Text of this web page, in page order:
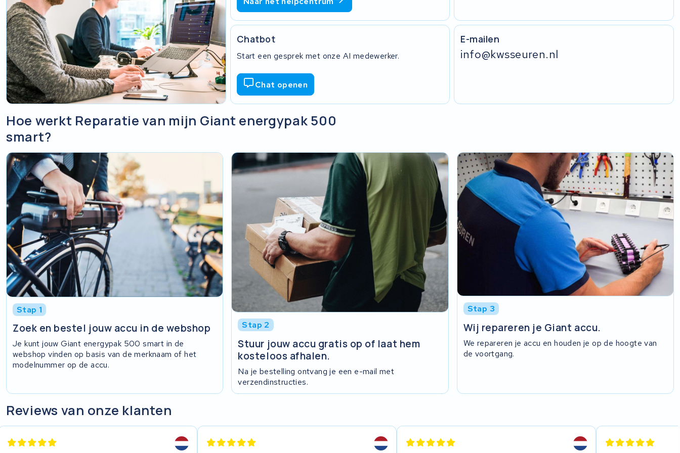
De bijbehorende lader.
Heeft uw accu een slot? Stuur de sleutel mee in een gesloten envelop. Plak de sleutel niet op
de accu vast.
Zonder lader en sleutel kunnen wij uw accu niet volledig testen.
Tip:vraag de koerier om een afgiftebewijs zodra uw pakket wordt opgehaald. Daar staat de track-
en-trace code op en het is meteen uw bewijs van verzending.
E-mailen
info@kwsseuren.nl
Chatbot
Start een gesprek met onze AI medewerker.
Chat openen
Hoe werkt Reparatie van mijn Giant energypak 500
smart?
Stap 1
Zoek en bestel jouw accu in de webshop
Je kunt jouw Giant energypak 500 smart in de
webshop vinden op basis van de merknaam of het
modelnummer op de accu.
Stap 2
Stuur jouw accu gratis op of laat hem
kosteloos afhalen.
Na je bestelling ontvang je een e-mail met
verzendinstructies.
Stap 3
Wij repareren je Giant accu.
We repareren je accu en houden je op de hoogte van
de voortgang.
Reviews van onze klanten